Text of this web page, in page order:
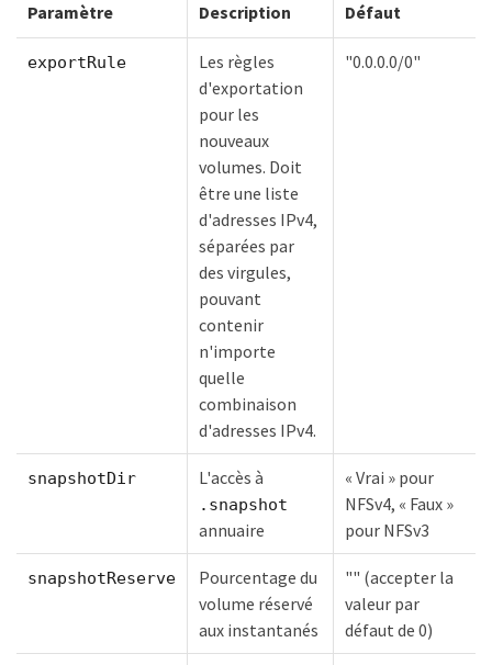
Paramètre Description Défaut
exportRule
Les règles
d'exportation
pour les
nouveaux
volumes. Doit
être une liste
d'adresses IPv4,
séparées par
des virgules,
pouvant
contenir
n'importe
quelle
combinaison
d'adresses IPv4.
"0.0.0.0/0"
snapshotDir L'accès à
.snapshot
annuaire
« Vrai » pour
NFSv4, « Faux »
pour NFSv3
snapshotReserve
Pourcentage du
volume réservé
aux instantanés
"" (accepter la
valeur par
défaut de 0)